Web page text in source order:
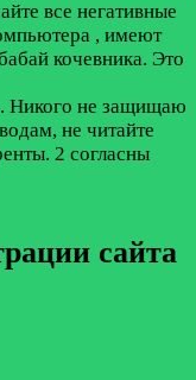
все негативные
, имеют
кочевника. Это
Никого не защищаю
не читайте
2 согласны
сайта